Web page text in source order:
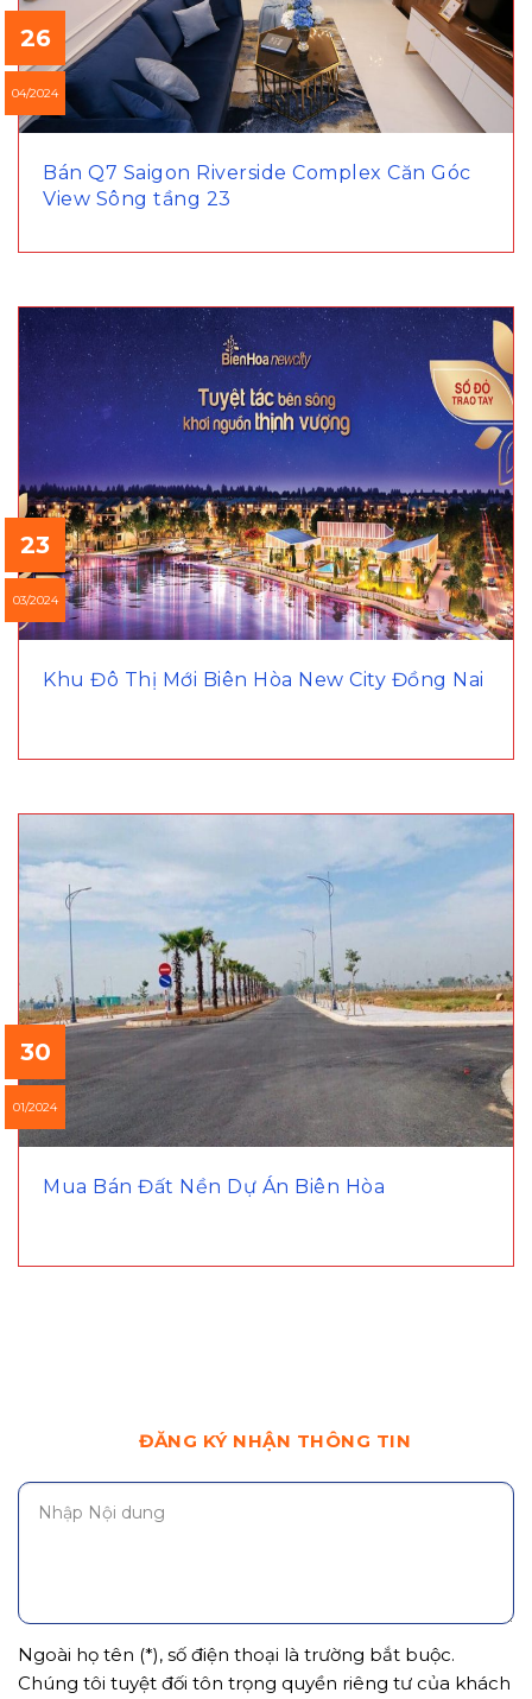
26
04/2024
Bán Q7 Saigon Riverside Complex Căn Góc
View Sông tầng 23
23
03/2024
Khu Đô Thị Mới Biên Hòa New City Đồng Nai
30
01/2024
Mua Bán Đất Nền Dự Án Biên Hòa
ĐĂNG KÝ NHẬN THÔNG TIN
Ngoài họ tên (*), số điện thoại là trường bắt buộc.
Chúng tôi tuyệt đối tôn trọng quyền riêng tư của khách